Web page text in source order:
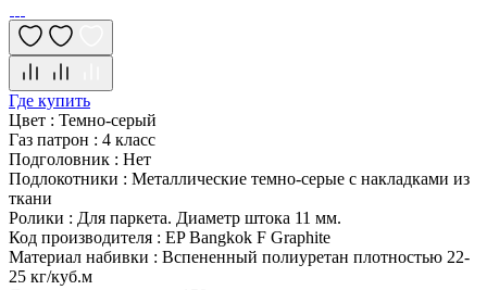
Где купить
Цвет : Темно-серый
Газ патрон : 4 класс
Подголовник : Нет
Подлокотники : Металлические темно-серые с накладками из
ткани
Ролики : Для паркета. Диаметр штока 11 мм.
Код производителя : EP Bangkok F Graphite
Материал набивки : Вспененный полиуретан плотностью 22-
25 кг/куб.м